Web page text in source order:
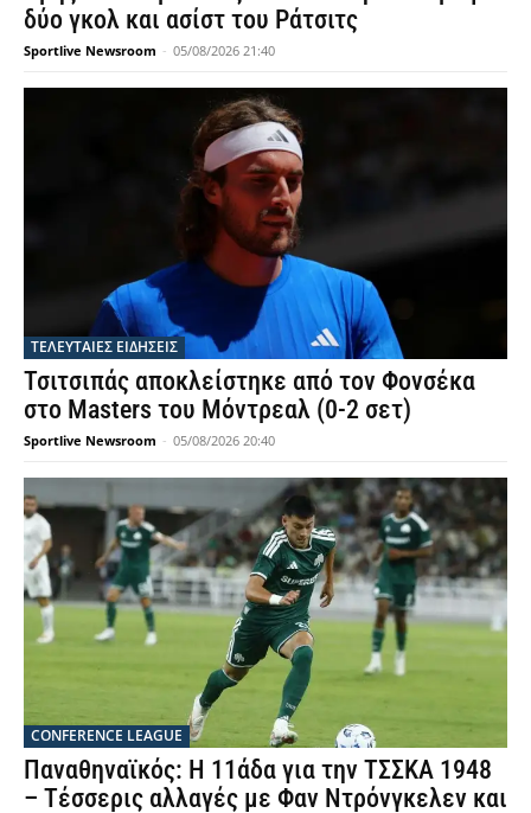
δύο γκολ και ασίστ του Ράτσιτς
Sportlive Newsroom - 05/08/2026 21:40
ΤΕΛΕΥΤΑΙΕΣ ΕΙΔΗΣΕΙΣ
Τσιτσιπάς αποκλείστηκε από τον Φονσέκα
στο Masters του Μόντρεαλ (0-2 σετ)
Sportlive Newsroom - 05/08/2026 20:40
CONFERENCE LEAGUE
Παναθηναϊκός: Η 11άδα για την ΤΣΣΚΑ 1948
– Τέσσερις αλλαγές με Φαν Ντρόνγκελεν και